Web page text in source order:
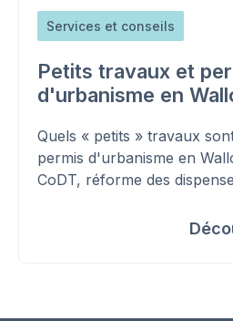
Services et conseils
Petits travaux et
d'urbanisme en
Quels « petits » travaux
permis d'urbanisme en
CoDT, réforme des